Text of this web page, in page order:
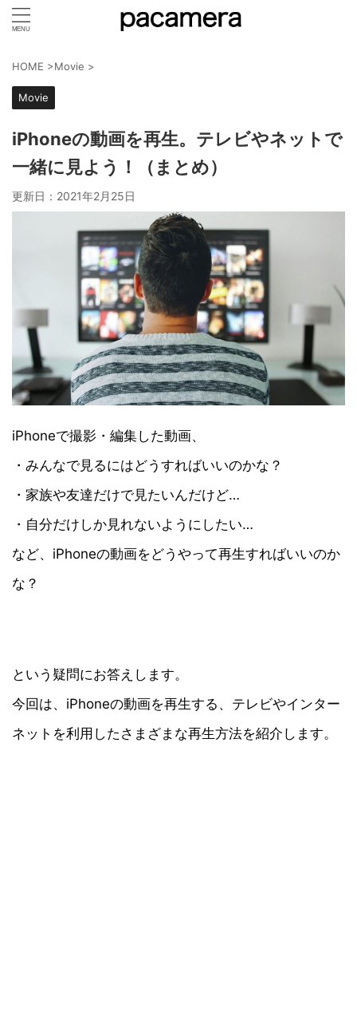
HOME >Movie >
Movie
iPhoneの動画を再生。テレビやネットで
一緒に見よう！（まとめ）
更新日： 2021年2月25日
iPhoneで撮影・編集した動画、
・みんなで見るにはどうすればいいのかな？
・家族や友達だけで見たいんだけど…
・自分だけしか見れないようにしたい…
など、iPhoneの動画をどうやって再生すればいいのか
な？
という疑問にお答えします。
今回は、iPhoneの動画を再生する、テレビやインター
ネットを利用したさまざまな再生方法を紹介します。